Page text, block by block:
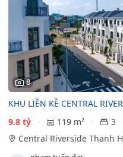
8
KHU LIỀN KỀ CENTRAL
9.8 tỷ
119 m² 3
Central Riverside Thanh